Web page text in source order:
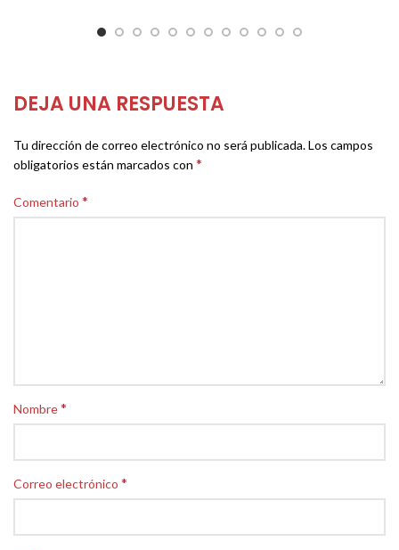
DEJA UNA RESPUESTA
Tu dirección de correo electrónico no será publicada.Los campos
obligatorios están marcados con *
Comentario *
Nombre*
Correo electrónico *